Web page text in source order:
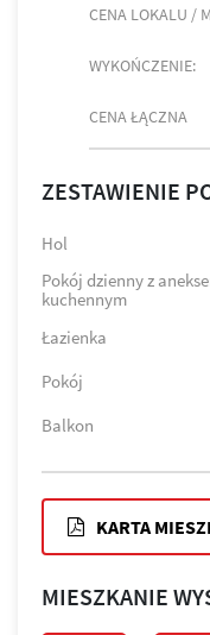
CENA LOKALU / M
WYKOŃCZENIE:
CENA ŁĄCZNA
ZESTAWIENIE
Hol
Pokój dzienny z
kuchennym
Łazienka
Pokój
Balkon
KARTA
MIESZKANIE